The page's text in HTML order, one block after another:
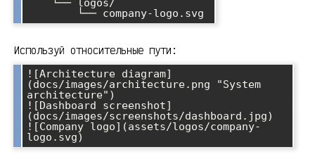
        └── company-logo.svg
Используй относительные пути:
![Architecture diagram]
(docs/images/architecture.png "System
architecture")
![Dashboard screenshot]
(docs/images/screenshots/dashboard.jpg)
![Company logo](assets/logos/company-
logo.svg)